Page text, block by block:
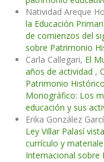
Natividad Areque
la Educación
de comienzos del
sobre Patrimonio
Carla Callegari, El
años de actividad ,
Patrimonio
Monográfico: Los
educación y sus
Erika González
Ley Villar Palasí
currículo y
Internacional sobre